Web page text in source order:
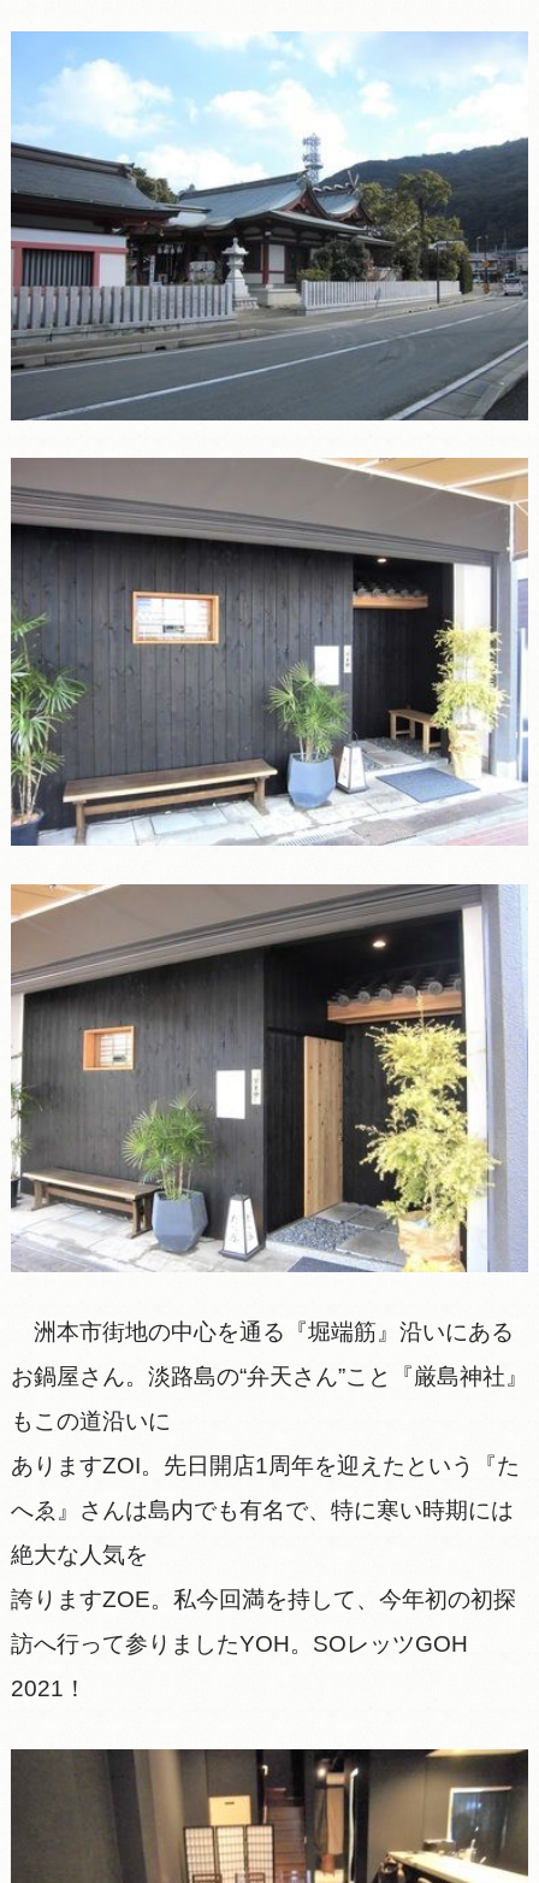
洲本市街地の中心を通る『堀端筋』沿いにある
お鍋屋さん。淡路島の“弁天さん”こと『厳島神社』
もこの道沿いに
ありますZOI。先日開店1周年を迎えたという『た
へゑ』さんは島内でも有名で、特に寒い時期には
絶大な人気を
誇りますZOE。私今回満を持して、今年初の初探
訪へ行って参りましたYOH。SOレッツGOH
2021！